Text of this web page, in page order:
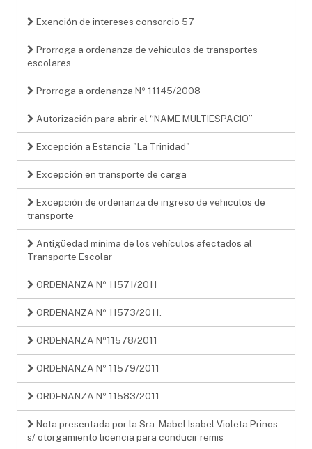
Exención de intereses consorcio 57
Prorroga a ordenanza de vehículos de transportes
escolares
Prorroga a ordenanza Nº 11145/2008
Autorización para abrir el “NAME MULTIESPACIO”
Excepción a Estancia "La Trinidad"
Excepción en transporte de carga
Excepción de ordenanza de ingreso de vehiculos de
transporte
Antigüedad mínima de los vehículos afectados al
Transporte Escolar
ORDENANZA Nº 11571/2011
ORDENANZA Nº 11573/2011.
ORDENANZA Nº11578/2011
ORDENANZA Nº 11579/2011
ORDENANZA Nº 11583/2011
Nota presentada por la Sra. Mabel Isabel Violeta Prinos
s/ otorgamiento licencia para conducir remis